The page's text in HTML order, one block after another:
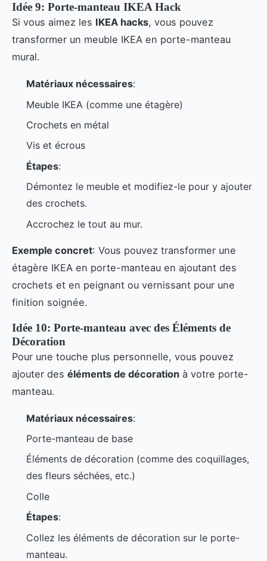
Idée 9: Porte-manteau IKEA Hack
Si vous aimez les IKEA hacks, vous pouvez
transformer un meuble IKEA en porte-manteau
mural.
Matériaux nécessaires:
Meuble IKEA (comme une étagère)
Crochets en métal
Vis et écrous
Étapes:
Démontez le meuble et modifiez-le pour y ajouter
des crochets.
Accrochez le tout au mur.
Exemple concret: Vous pouvez transformer une
étagère IKEA en porte-manteau en ajoutant des
crochets et en peignant ou vernissant pour une
finition soignée.
Idée 10: Porte-manteau avec des Éléments de
Décoration
Pour une touche plus personnelle, vous pouvez
ajouter des éléments de décoration à votre porte-
manteau.
Matériaux nécessaires:
Porte-manteau de base
Éléments de décoration (comme des coquillages,
des fleurs séchées, etc.)
Colle
Étapes:
Collez les éléments de décoration sur le porte-
manteau.